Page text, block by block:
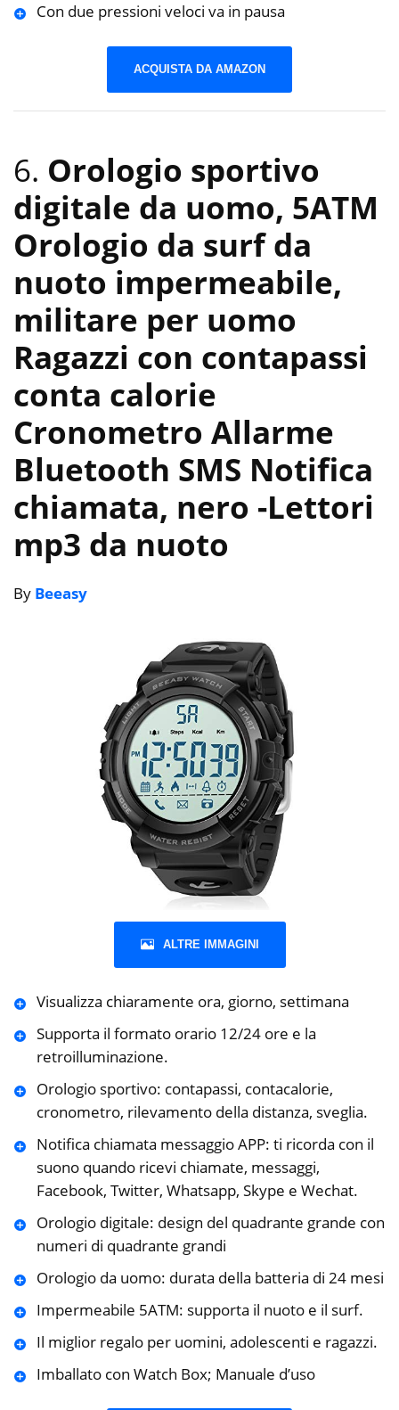
Con due pressioni veloci va in pausa
ACQUISTA DA AMAZON
6. Orologio sportivo
digitale da uomo, 5ATM
Orologio da surf da
nuoto impermeabile,
militare per uomo
Ragazzi con contapassi
conta calorie
Cronometro Allarme
Bluetooth SMS Notifica
chiamata, nero -Lettori
mp3 da nuoto
By Beeasy
ALTRE IMMAGINI
Visualizza chiaramente ora, giorno, settimana
Supporta il formato orario 12/24 ore e la
retroilluminazione.
Orologio sportivo: contapassi, contacalorie,
cronometro, rilevamento della distanza, sveglia.
Notifica chiamata messaggio APP: ti ricorda con il
suono quando ricevi chiamate, messaggi,
Facebook, Twitter, Whatsapp, Skype e Wechat.
Orologio digitale: design del quadrante grande con
numeri di quadrante grandi
Orologio da uomo: durata della batteria di 24 mesi
Impermeabile 5ATM: supporta il nuoto e il surf.
Il miglior regalo per uomini, adolescenti e ragazzi.
Imballato con Watch Box; Manuale d’uso